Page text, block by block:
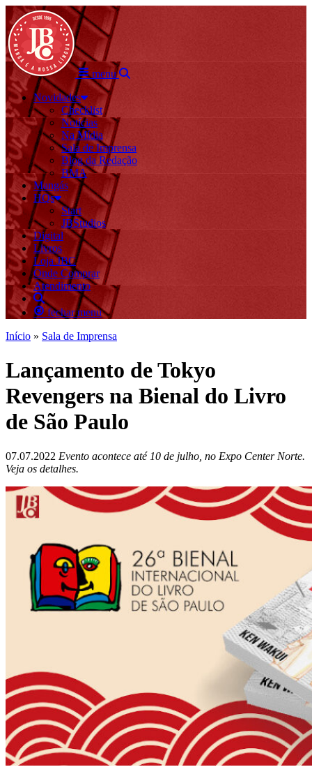
menu
Novidades
Checklist
Notícias
Na Mídia
Sala de Imprensa
Blog da Redação
BMA
Mangás
HQs
Start
JBStudios
Digital
Livros
Loja JBC
Onde Comprar
Atendimento
fechar menu
Início » Sala de Imprensa
Lançamento de Tokyo
Revengers na Bienal do Livro
de São Paulo
07.07.2022 Evento acontece até 10 de julho, no Expo Center Norte.
Veja os detalhes.